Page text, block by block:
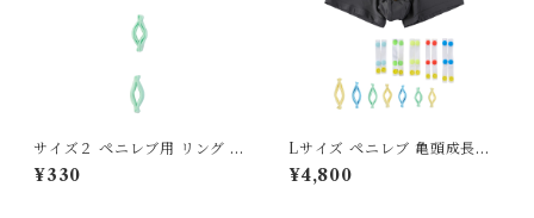
サイズ２ ペニレブ用 リング 交
換用単品 17-18mm
¥330
Lサイズ ペニレブ 亀頭成長促
進パンツ、見栄剝き支援パン
ツ スターターセット グレー
¥4,800